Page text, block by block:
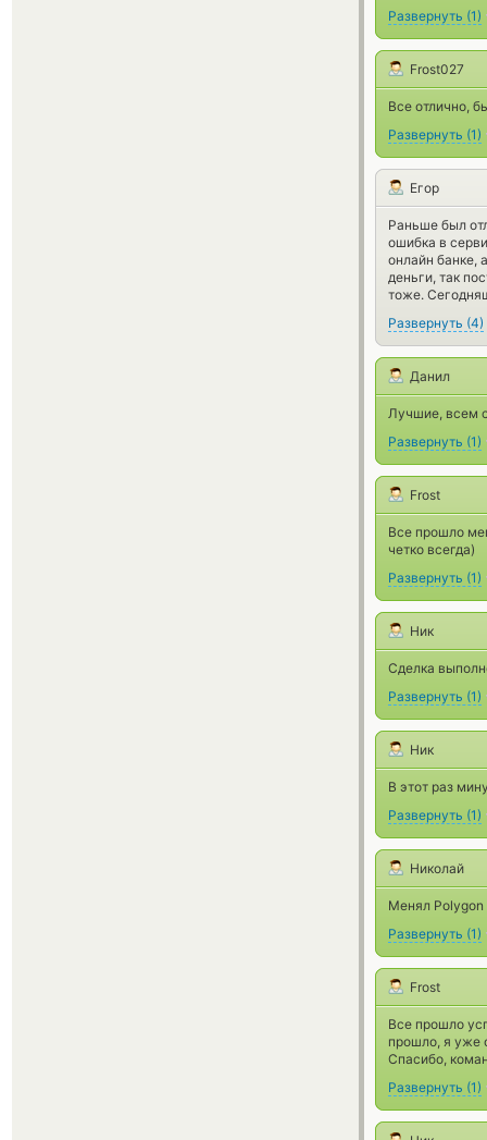
Развернуть (1)
Frost027
Все отлично,
Развернуть (1)
Егор
Раньше был
ошибка в
онлайн банке,
деньги, так
тоже.
Развернуть (4)
Данил
Лучшие, всем
Развернуть (1)
Frost
Все прошло
четко всегда)
Развернуть (1)
Ник
Сделка
Развернуть (1)
Ник
В этот раз
Развернуть (1)
Николай
Менял Polygon
Развернуть (1)
Frost
Все прошло
прошло, я уже
Спасибо,
Развернуть (1)